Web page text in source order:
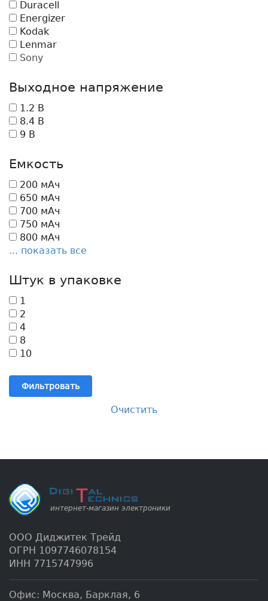
Duracell
Energizer
Kodak
Lenmar
Sony
Выходное напряжение
1.2 В
8.4 В
9 В
Емкость
200 мАч
650 мАч
700 мАч
750 мАч
800 мАч
... показать все
Штук в упаковке
1
2
4
8
10
Фильтровать
Очистить
ООО Диджитек Трейд
ОГРН 1097746078154
ИНН 7715747996
Офис: Москва, Барклая, 6